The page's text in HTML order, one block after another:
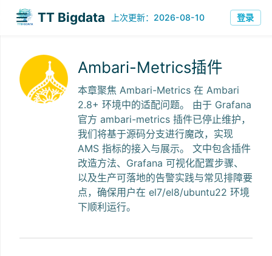
TT Bigdata 上次更新：2026-08-10 登录
Ambari-Metrics插件
本章聚焦 Ambari-Metrics 在 Ambari
2.8+ 环境中的适配问题。 由于 Grafana
官方 ambari-metrics 插件已停止维护，
我们将基于源码分支进行魔改，实现
AMS 指标的接入与展示。 文中包含插件
改造方法、Grafana 可视化配置步骤、
以及生产可落地的告警实践与常见排障要
点，确保用户在 el7/el8/ubuntu22 环境
下顺利运行。